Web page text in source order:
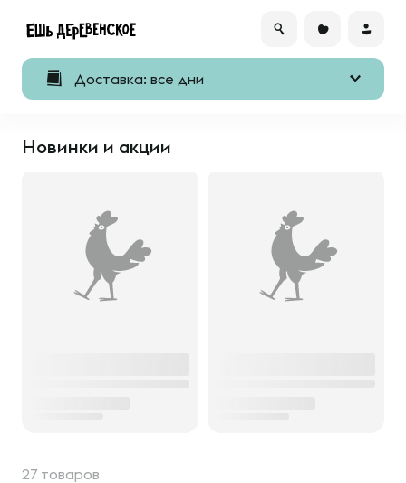
Доставка: все дни
Новинки и акции
27 товаров